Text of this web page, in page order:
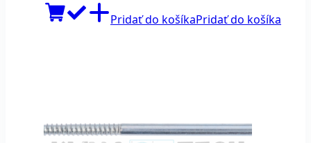
Pridať do košíkaPridať do košíka